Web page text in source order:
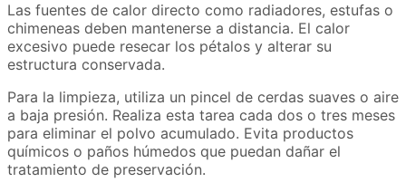
Las fuentes de calor directo como radiadores, estufas o
chimeneas deben mantenerse a distancia. El calor
excesivo puede resecar los pétalos y alterar su
estructura conservada.
Para la limpieza, utiliza un pincel de cerdas suaves o aire
a baja presión. Realiza esta tarea cada dos o tres meses
para eliminar el polvo acumulado. Evita productos
químicos o paños húmedos que puedan dañar el
tratamiento de preservación.